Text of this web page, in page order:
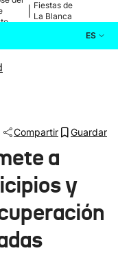
Fiestas de
La Blanca
ES
Compartir Guardar
a
y